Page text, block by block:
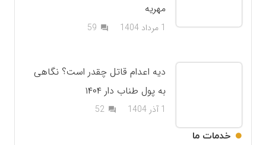
مهریه
1 مرداد 1404 question_answer
59دیدگاه
دیه اعدام قاتل چقدر است؟ نگاهی
به پول طناب دار ۱۴۰۴
1 آذر 1404 question_answer
52دیدگاه
خدمات ما